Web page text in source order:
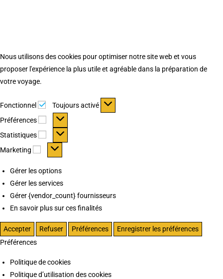
Nous utilisons des cookies pour optimiser notre site web et vous
proposer l'expérience la plus utile et agréable dans la préparation de
votre voyage.
Fonctionnel Fonctionnel
Toujours activé
Préférences
Préférences
Statistiques Statistiques
Marketing Marketing
Gérer les options
Gérer les services
Gérer {vendor_count} fournisseurs
En savoir plus sur ces finalités
Accepter Refuser Préférences
Enregistrer les préférences
Préférences
Politique de cookies
Politique d’utilisation des cookies